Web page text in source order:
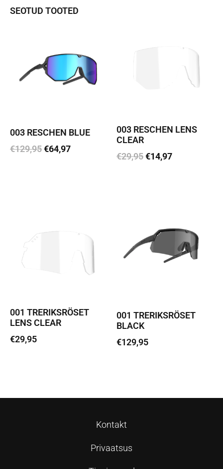
SEOTUD TOOTED
003 RESCHEN BLUE
€129,95€64,97
003 RESCHEN LENS
CLEAR
€29,95€14,97
001 TRERIKSRÖSET
LENS CLEAR
€29,95
001 TRERIKSRÖSET
BLACK
€129,95
Kontakt
Privaatsus